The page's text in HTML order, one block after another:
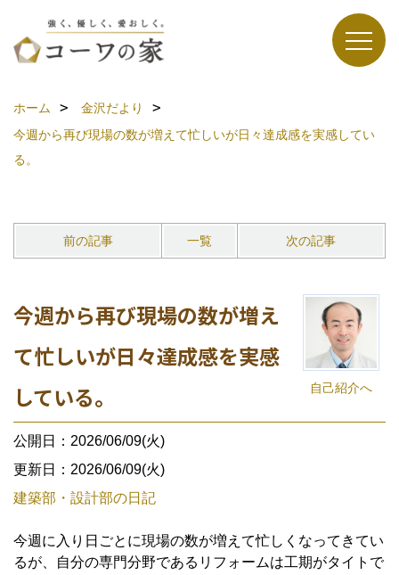
ホーム
金沢だより
今週から再び現場の数が増えて忙しいが日々達成感を実感してい
る。
前の記事 一覧 次の記事
自己紹介へ
今週から再び現場の数が増え
て忙しいが日々達成感を実感
している。
公開日：2026/06/09(火)
更新日：2026/06/09(火)
建築部・設計部の日記
今週に入り日ごとに現場の数が増えて忙しくなってきてい
るが、自分の専門分野であるリフォームは工期がタイトで